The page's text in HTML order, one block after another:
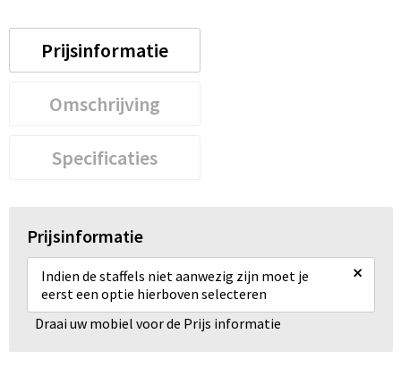
Prijsinformatie
Omschrijving
Specificaties
Prijsinformatie
Indien de staffels niet aanwezig zijn moet je
eerst een optie hierboven selecteren
×
Draai uw mobiel voor de Prijs informatie